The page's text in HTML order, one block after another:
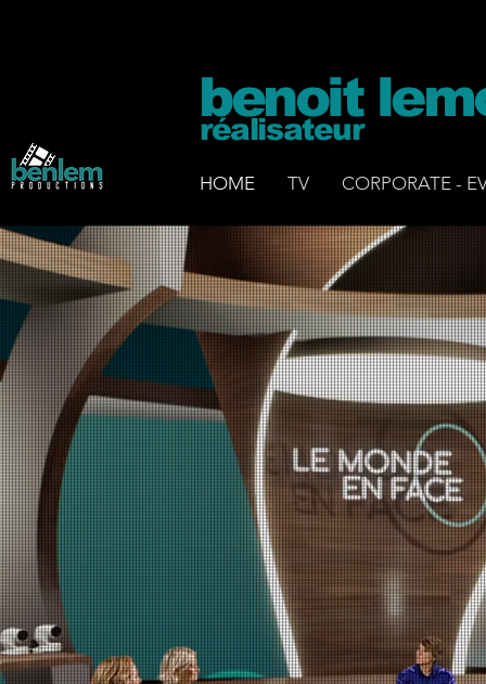
benoit
réalisateur
HOME TV CORPORATE -